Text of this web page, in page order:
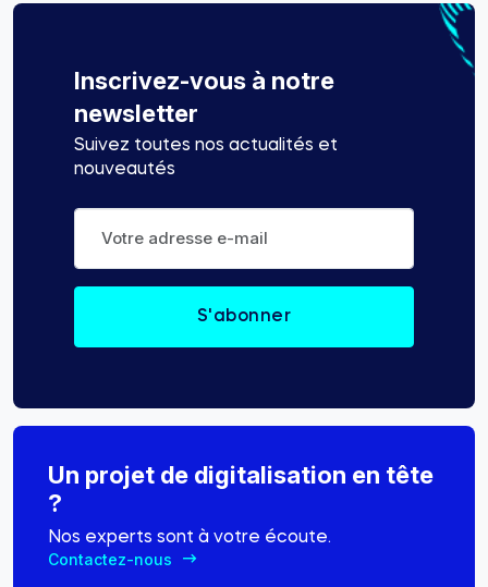
Inscrivez-vous à notre
newsletter
Suivez toutes nos actualités et
nouveautés
Un projet de digitalisation en tête
?
Nos experts sont à votre écoute.
Contactez-nous